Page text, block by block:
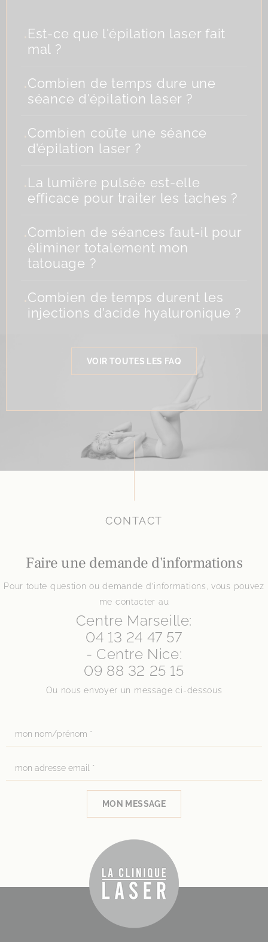
.Est-ce que l'épilation laser fait
mal ?
.Combien de temps dure une
séance d'épilation laser ?
.Combien coûte une séance
d’épilation laser ?
.La lumière pulsée est-elle
efficace pour traiter les taches ?
.Combien de séances faut-il pour
éliminer totalement mon
tatouage ?
.Combien de temps durent les
injections d’acide hyaluronique ?
VOIR TOUTES LES FAQ
CONTACT
Faire une demande d'informations
Pour toute question ou demande d’informations, vous pouvez
me contacter au
Centre Marseille:
04 13 24 47 57
- Centre Nice:
09 88 32 25 15
Ou nous envoyer un message ci-dessous
MON MESSAGE